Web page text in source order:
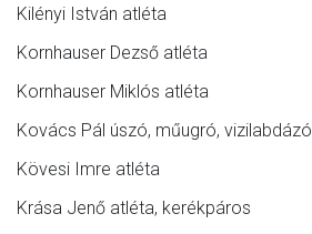
Kilényi István atléta
Kornhauser Dezső atléta
Kornhauser Miklós atléta
Kovács Pál úszó, műugró, vizilabdázó
Kövesi Imre atléta
Krása Jenő atléta, kerékpáros